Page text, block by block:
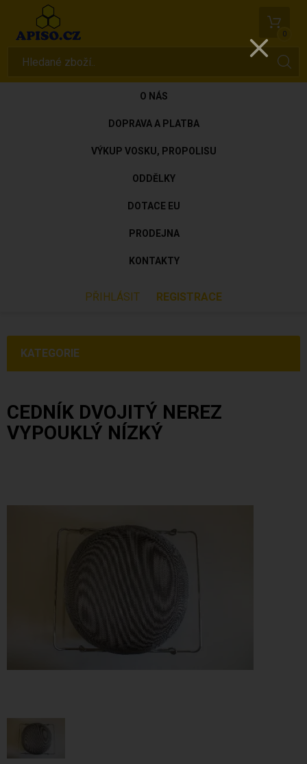
0
O NÁS
DOPRAVA A PLATBA
VÝKUP VOSKU, PROPOLISU
ODDĚLKY
DOTACE EU
PRODEJNA
KONTAKTY
PŘIHLÁSIT REGISTRACE
KATEGORIE
CEDNÍK DVOJITÝ NEREZ
VYPOUKLÝ NÍZKÝ